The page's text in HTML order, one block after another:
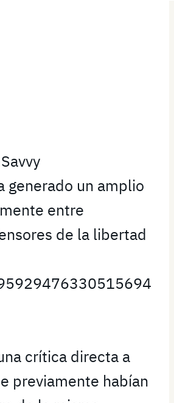
generado un amplio
entre
de la libertad
crítica directa a
previamente habían